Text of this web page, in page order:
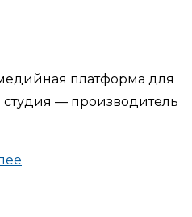
платформа для
— производитель